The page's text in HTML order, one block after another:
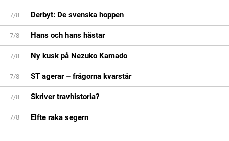
7/8 Derbyt: De svenska hoppen
7/8 Hans och hans hästar
7/8 Ny kusk på Nezuko Kamado
7/8 ST agerar – frågorna kvarstår
7/8 Skriver travhistoria?
7/8 Elfte raka segern